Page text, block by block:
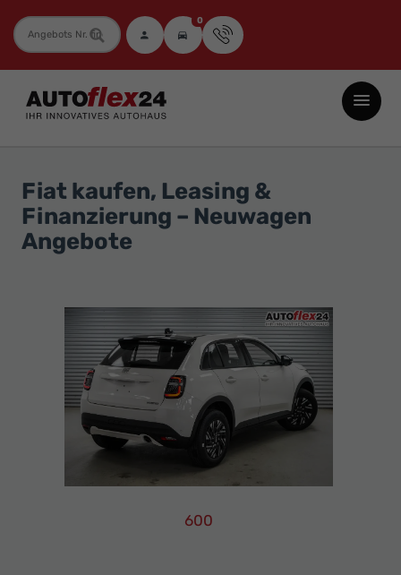
Fahrzeugnummer 0
Autoflex24
GmbH
Neuwagen
Jahreswagen
und
Preisen
Innovatives
Fiat kaufen, Leasing &
Finanzierung – Neuwagen
Angebote
600